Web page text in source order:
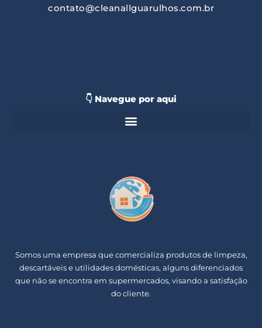
Somos uma empresa que comercializa produtos de limpeza,
descartáveis e utilidades domésticas, alguns diferenciados
que não se encontra em supermercados, visando a satisfação
do cliente.
👇 Navegue por aqui
contato@cleanallguarulhos.com.br